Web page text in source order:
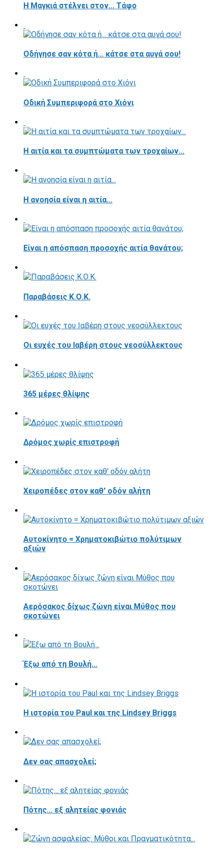
H Μαγκιά στέλνει στον... Τάφο
Οδήγησε σαν κότα ή... κάτσε στα αυγά σου!
Οδική Συμπεριφορά στο Χιόνι
Η αιτία και τα συμπτώματα των τροχαίων...
Η ανοησία είναι η αιτία...
Είναι η απόσπαση προσοχής αιτία θανάτου;
Παραβάσεις Κ.Ο.Κ.
Οι ευχές του Ιαβέρη στους νεοσύλλεκτους
365 μέρες θλίψης
Δρόμος χωρίς επιστροφή
Χειροπέδες στον καθ' οδόν αλήτη
Αυτοκίνητο = Χρηματοκιβώτιο πολύτιμων
αξιών
Αερόσακος δίχως ζώνη είναι Μύθος που
σκοτώνει
Έξω από τη Βουλή...
Η ιστορία του Paul και της Lindsey Briggs
Δεν σας απασχολεί;
Πότης... εξ αλητείας φονιάς